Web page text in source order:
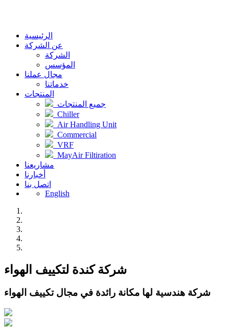
الرئيسية
عن الشركة
الشركة
المؤسس
مجال عملنا
خدماتنا
المنتجات
جميع المنتجات
Chiller
Air Handling Unit
Commercial
VRF
MayAir Filtiration
مشاريعنا
أخبارنا
اتصل بنا
English
شركة كندة لتكييف الهواء
شركة هندسية لها مكانة رائدة في مجال تكييف الهواء